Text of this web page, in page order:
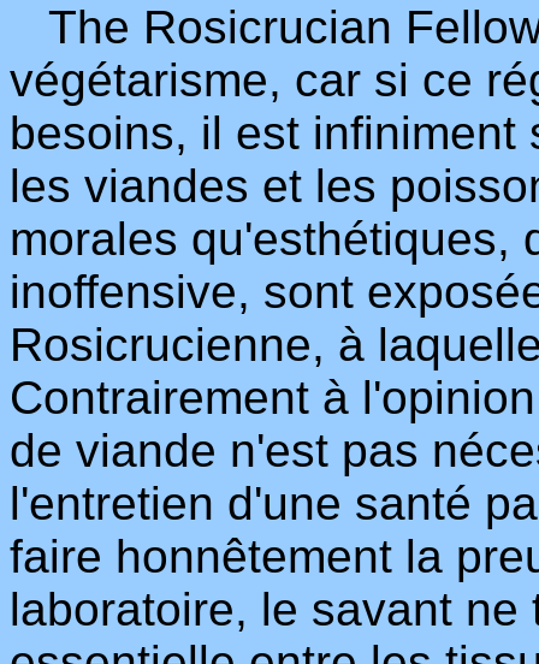
The Rosicrucian
végétarisme, car si ce
besoins, il est infiniment
les viandes et les
morales qu'esthétiques,
inoffensive, sont
Rosicrucienne, à
Contrairement à
de viande n'est pas
l'entretien d'une santé
faire honnêtement la
laboratoire, le savant